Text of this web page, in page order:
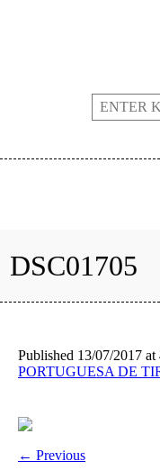
DSC01705
Published 13/07/2017 at
PORTUGUESA DE
← Previous